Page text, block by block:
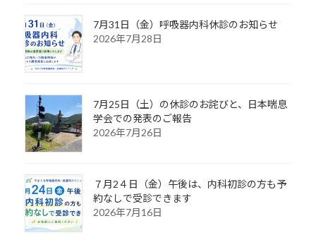
7月31日（金）呼吸器内科休診のお知らせ
2026年7月28日
7月25日（土）の休診のお詫びと、日本喘息
学会での発表のご報告
2026年7月26日
７月2４日（金）午後は、内科初診の方も予
約なしで受診できます
2026年7月16日